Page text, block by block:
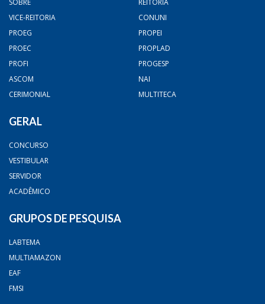
VICE-REITORIA
CONUNI
PROEG
PROPEI
PROEC
PROPLAD
PROFI
PROGESP
ASCOM
NAI
CERIMONIAL
MULTITECA
GERAL
CONCURSO
VESTIBULAR
SERVIDOR
ACADÊMICO
GRUPOS DE PESQUISA
LABTEMA
MULTIAMAZON
EAF
FMSI